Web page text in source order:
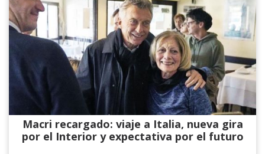
Macri recargado: viaje a Italia, nueva gira
por el Interior y expectativa por el futuro